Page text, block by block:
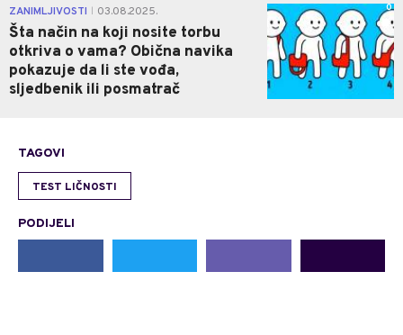
ZANIMLJIVOSTI 03.08.2025.
Šta način na koji nosite torbu
otkriva o vama? Obična navika
pokazuje da li ste vođa,
sljedbenik ili posmatrač
0
TAGOVI
TEST LIČNOSTI
PODIJELI